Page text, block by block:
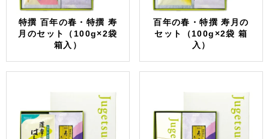
特撰 百年の春・特撰 寿
月のセット（100g×2袋
箱入）
百年の春・特撰 寿月の
セット（100g×2袋 箱
入）